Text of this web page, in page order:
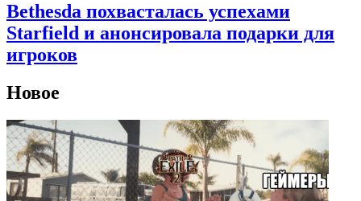
Bethesda похвасталась успехами
Starfield и анонсировала подарки для
игроков
Новое